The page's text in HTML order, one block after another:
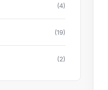
(4)
(19)
(2)